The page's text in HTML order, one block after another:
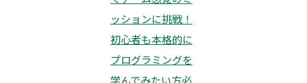
ッションに挑戦！
初心者も本格的に
プログラミングを
学んでみたい方必